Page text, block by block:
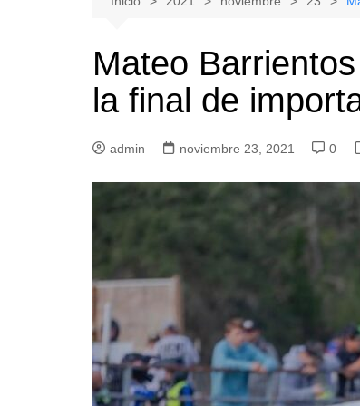
Tenis
Gimnasia
Licantén
Rauco
Romeral
Sagrada Familia
Teno
Mateo
la final de
admin noviembre 23, 2021 0